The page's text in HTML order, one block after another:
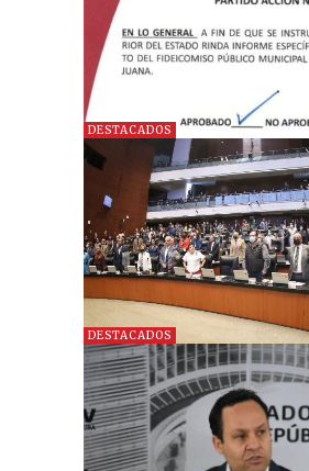
DESTACADOS
DESTACADOS